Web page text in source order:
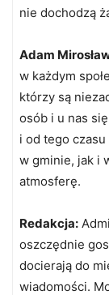
nie dochodzą
Adam
w każdym
którzy są
osób i u nas
i od tego
w gminie, jak i
atmosferę.
Redakcja:
oszczędnie
docierają do
wiadomości.